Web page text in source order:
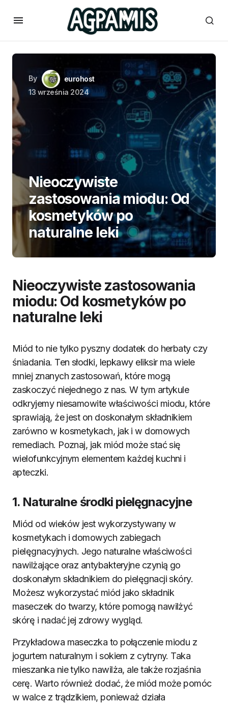
By
eurohost
13 września 2024
Nieoczywiste
zastosowania miodu: Od
kosmetyków po
naturalne leki
Nieoczywiste zastosowania
miodu: Od kosmetyków po
naturalne leki
Miód to nie tylko pyszny dodatek do herbaty czy
śniadania. Ten słodki, lepkawy eliksir ma wiele
mniej znanych zastosowań, które mogą
zaskoczyć niejednego z nas. W tym artykule
odkryjemy niesamowite właściwości miodu, które
sprawiają, że jest on doskonałym składnikiem
zarówno w kosmetykach, jak i w domowych
remediach. Poznaj, jak miód może stać się
wielofunkcyjnym elementem każdej kuchni i
apteczki.
1. Naturalne środki pielęgnacyjne
Miód od wieków jest wykorzystywany w
kosmetykach i domowych zabiegach
pielęgnacyjnych. Jego naturalne właściwości
nawilżające oraz antybakteryjne czynią go
doskonałym składnikiem do pielęgnacji skóry.
Możesz wykorzystać miód jako składnik
maseczek do twarzy, które pomogą nawilżyć
skórę i nadać jej zdrowy wygląd.
Przykładowa maseczka to połączenie miodu z
jogurtem naturalnym i sokiem z cytryny. Taka
mieszanka nie tylko nawilża, ale także rozjaśnia
cerę. Warto również dodać, że miód może pomóc
w walce z trądzikiem, ponieważ działa